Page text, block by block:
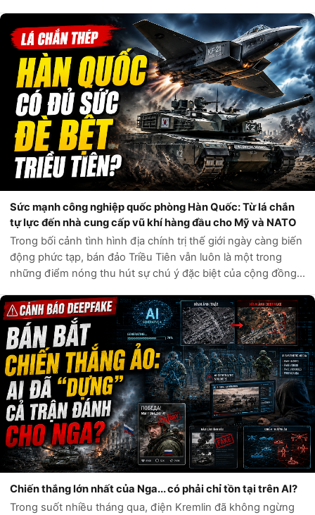
vòng một tuần qua, q...
Sức mạnh công nghiệp quốc phòng Hàn Quốc: Từ lá chắn
tự lực đến nhà cung cấp vũ khí hàng đầu cho Mỹ và NATO
Trong bối cảnh tình hình địa chính trị thế giới ngày càng biến
động phức tạp, bán đảo Triều Tiên vẫn luôn là một trong
những điểm nóng thu hút sự chú ý đặc biệt của cộng đồng
các mối đe dọa t...
Chiến thắng lớn nhất của Nga... có phải chỉ tồn tại trên AI?
Trong suốt nhiều tháng qua, điện Kremlin đã không ngừng